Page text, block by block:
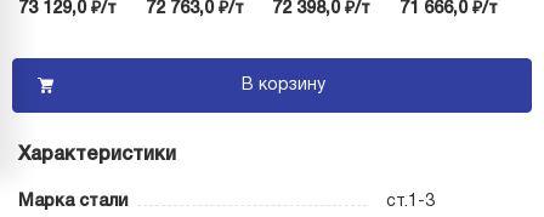
73 129,0 ₽/т 72 763,0 ₽/т 72 398,0 ₽/т 71 666,0 ₽/т
В корзину
Характеристики
Марка стали ст.1-3